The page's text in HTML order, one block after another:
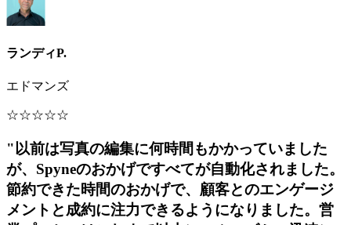
ランディP.
エドマンズ
☆☆☆☆☆
"以前は写真の編集に何時間もかかっていました
が、Spyneのおかげですべてが自動化されました。
節約できた時間のおかげで、顧客とのエンゲージ
メントと成約に注力できるようになりました。営